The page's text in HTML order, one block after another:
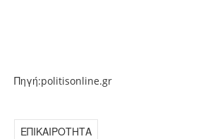
Πηγή:politisonline.gr
ΕΠΙΚΑΙΡΟΤΗΤΑ